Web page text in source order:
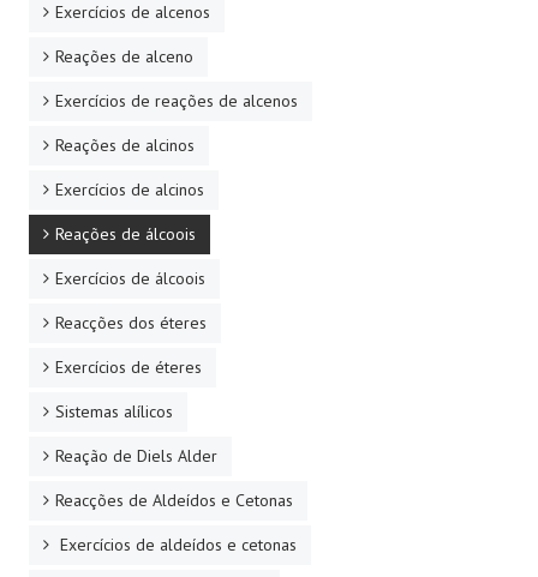
Exercícios de alcenos
Reações de alceno
Exercícios de reações de alcenos
Reações de alcinos
Exercícios de alcinos
Reações de álcoois
Exercícios de álcoois
Reacções dos éteres
Exercícios de éteres
Sistemas alílicos
Reação de Diels Alder
Reacções de Aldeídos e Cetonas
Exercícios de aldeídos e cetonas